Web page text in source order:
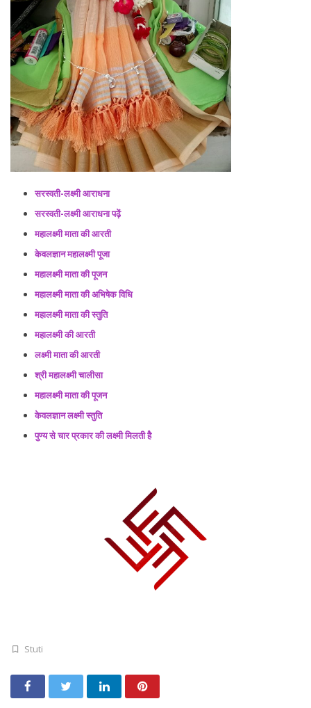
सरस्वती-लक्ष्मी आराधना
सरस्वती-लक्ष्मी आराधना पढ़ें
महालक्ष्मी माता की आरती
केवलज्ञान महालक्ष्मी पूजा
महालक्ष्मी माता की पूजन
महालक्ष्मी माता की अभिषेक विधि
महालक्ष्मी माता की स्तुति
महालक्ष्मी की आरती
लक्ष्मी माता की आरती
श्री महालक्ष्मी चालीसा
महालक्ष्मी माता की पूजन
केवलज्ञान लक्ष्मी स्तुति
पुण्य से चार प्रकार की लक्ष्मी मिलती हेै
Stuti